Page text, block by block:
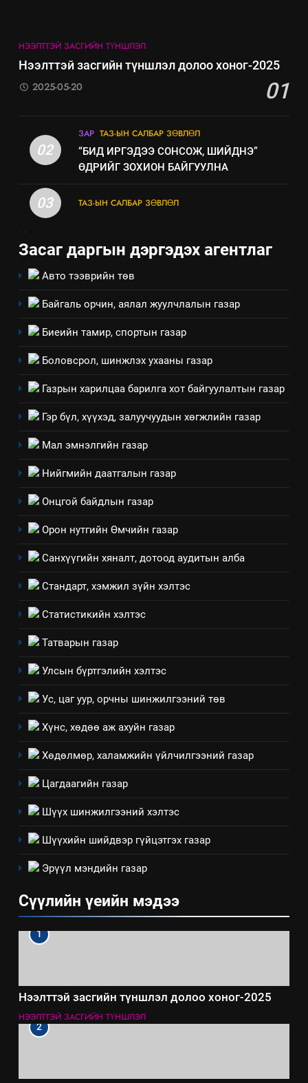
НЭЭЛТТЭЙ ЗАСГИЙН ТҮНШЛЭЛ
Нээлттэй засгийн түншлэл долоо хоног-2025
01
2025-05-20
02
ЗАР ТАЗ-ЫН САЛБАР ЗӨВЛӨЛ
“БИД ИРГЭДЭЭ СОНСОЖ, ШИЙДНЭ”
ӨДРИЙГ ЗОХИОН БАЙГУУЛНА
03 ТАЗ-ЫН САЛБАР ЗӨВЛӨЛ
. .
Засаг даргын дэргэдэх агентлаг
Авто тээврийн төв
Байгаль орчин, аялал жуулчлалын газар
Биеийн тамир, спортын газар
Боловсрол, шинжлэх ухааны газар
Газрын харилцаа барилга хот байгуулалтын газар
Гэр бүл, хүүхэд, залуучуудын хөгжлийн газар
Мал эмнэлгийн газар
Нийгмийн даатгалын газар
Онцгой байдлын газар
Орон нутгийн Өмчийн газар
Санхүүгийн хяналт, дотоод аудитын алба
Стандарт, хэмжил зүйн хэлтэс
Статистикийн хэлтэс
Татварын газар
Улсын бүртгэлийн хэлтэс
Ус, цаг уур, орчны шинжилгээний төв
Хүнс, хөдөө аж ахуйн газар
Хөдөлмөр, халамжийн үйлчилгээний газар
Цагдаагийн газар
Шүүх шинжилгээний хэлтэс
Шүүхийн шийдвэр гүйцэтгэх газар
Эрүүл мэндийн газар
Сүүлийн үеийн мэдээ
1
Нээлттэй засгийн түншлэл долоо хоног-2025
НЭЭЛТТЭЙ ЗАСГИЙН ТҮНШЛЭЛ
2